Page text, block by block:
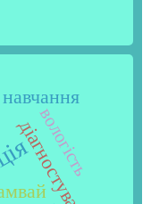
діагностування
вологість